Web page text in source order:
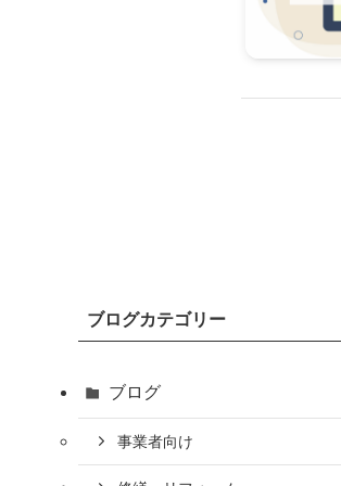
ブログカテゴリー
ブログ
事業者向け